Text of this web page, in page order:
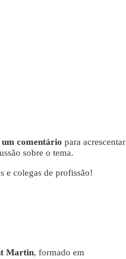
um comentário para acrescentar
sobre o tema.
e colegas de profissão!
Martin, formado em